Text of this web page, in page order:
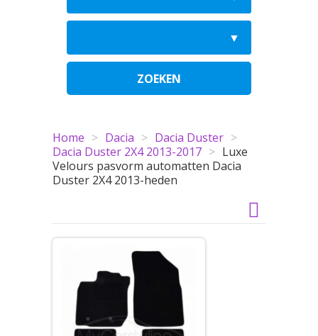
ZOEKEN
Home > Dacia > Dacia Duster >
Dacia Duster 2X4 2013-2017 > Luxe
Velours pasvorm automatten Dacia
Duster 2X4 2013-heden